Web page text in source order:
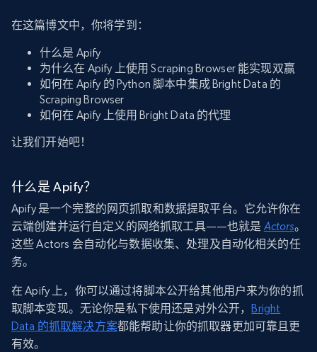
在这篇博文中，你将学到：
什么是 Apify
为什么在 Apify 上使用 Scraping Browser 能实现双赢
如何在 Apify 的 Python 脚本中集成 Bright Data 的
Scraping Browser
如何在 Apify 上使用 Bright Data 的代理
让我们开始吧！
什么是 Apify？
Apify 是一个完整的网页抓取和数据提取平台。它允许你在
云端创建并运行自定义的网络抓取工具——也就是 Actors。
这些 Actors 会自动化与数据收集、处理及自动化相关的任
务。
在 Apify 上，你可以通过将脚本公开给其他用户来为你的抓
取脚本变现。无论你是私下使用还是对外公开， Bright
Data 的抓取解决方案都能帮助让你的抓取器更加可靠且更
有效。